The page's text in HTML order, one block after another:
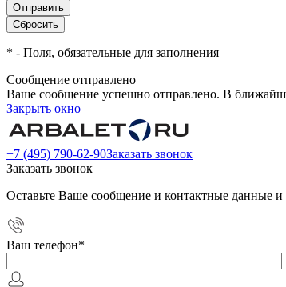
* - Поля, обязательные для заполнения
Сообщение отправлено
Ваше сообщение успешно отправлено. В
Закрыть окно
+7 (495) 790-62-90Заказать звонок
Заказать звонок
Оставьте Ваше сообщение и контактные данные
Ваш телефон*